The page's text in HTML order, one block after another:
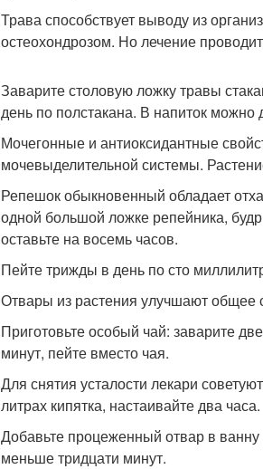
Трава способствует выводу из
остеохондрозом. Но лечение
Заварите столовую ложку травы
день по полстакана. В напиток можно
Мочегонные и антиоксидантные
мочевыделительной системы.
Репешок обыкновенный обладает
одной большой ложке репейника,
оставьте на восемь часов.
Пейте трижды в день по сто
Отвары из растения улучшают общее
Приготовьте особый чай: заварите
минут, пейте вместо чая.
Для снятия усталости лекари
литрах кипятка, настаивайте два часа.
Добавьте процеженный отвар в
меньше тридцати минут.